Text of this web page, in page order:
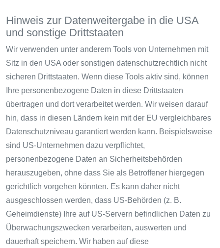
Hinweis zur Datenweitergabe in die USA
und sonstige Drittstaaten
Wir verwenden unter anderem Tools von Unternehmen mit
Sitz in den USA oder sonstigen datenschutzrechtlich nicht
sicheren Drittstaaten. Wenn diese Tools aktiv sind, können
Ihre personenbezogene Daten in diese Drittstaaten
übertragen und dort verarbeitet werden. Wir weisen darauf
hin, dass in diesen Ländern kein mit der EU vergleichbares
Datenschutzniveau garantiert werden kann. Beispielsweise
sind US-Unternehmen dazu verpflichtet,
personenbezogene Daten an Sicherheitsbehörden
herauszugeben, ohne dass Sie als Betroffener hiergegen
gerichtlich vorgehen könnten. Es kann daher nicht
ausgeschlossen werden, dass US-Behörden (z. B.
Geheimdienste) Ihre auf US-Servern befindlichen Daten zu
Überwachungszwecken verarbeiten, auswerten und
dauerhaft speichern. Wir haben auf diese